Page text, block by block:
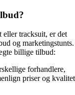
tracksuit, er det
og marketingstunts.
billige tilbud:
forhandlere,
priser og kvalitet